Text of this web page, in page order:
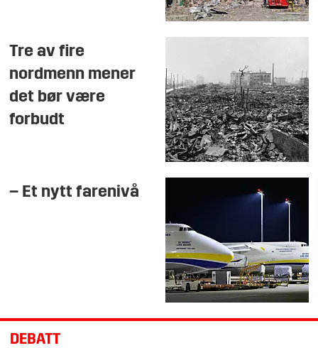
Tre av fire
nordmenn mener
det bør være
forbudt
– Et nytt farenivå
DEBATT